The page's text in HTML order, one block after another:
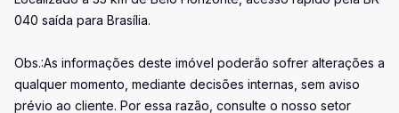
040 saída para Brasília.
Obs.:As informações deste imóvel poderão sofrer alterações a
qualquer momento, mediante decisões internas, sem aviso
prévio ao cliente. Por essa razão, consulte o nosso setor